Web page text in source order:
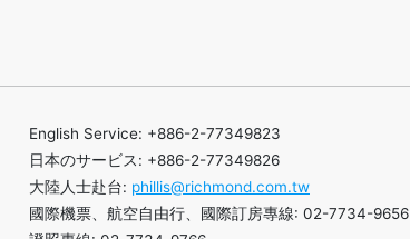
English Service: +886-2-77349823
日本のサービス: +886-2-77349826
大陸人士赴台: phillis@richmond.com.tw
國際機票、航空自由行、國際訂房專線: 02-7734-9656